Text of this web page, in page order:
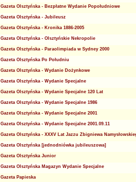
Gazeta Olsztyńska - Bezpłatne Wydanie Popołudniowe
Gazeta Olsztyńska - Jubileusz
Gazeta Olsztyńska - Kronika 1886-2005
Gazeta Olsztyńska - Olsztyńskie Nekropolie
Gazeta Olsztyńska - Paraolimpiada w Sydney 2000
Gazeta Olsztyńska Po Południu
Gazeta Olsztyńska - Wydanie Dożynkowe
Gazeta Olsztyńska - Wydanie Specjalne
Gazeta Olsztyńska - Wydanie Specjalne 120 Lat
Gazeta Olsztyńska - Wydanie Specjalne 1986
Gazeta Olsztyńska - Wydanie Specjalne 2001
Gazeta Olsztyńska - Wydanie Specjalne 2001.09.11
Gazeta Olsztyńska - XXXV Lat Jazzu Zbigniewa
Gazeta Olsztyńska [jednodniówka jubileuszowa]
Gazeta Olsztyńska Junior
Gazeta Olsztyńska Magazyn Wydanie Specjalne
Gazeta Papieska